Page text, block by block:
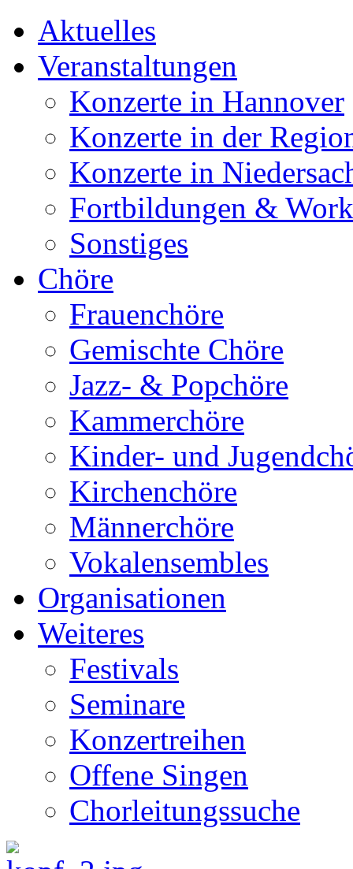
Aktuelles
Veranstaltungen
Konzerte in Hannover
Konzerte in der
Konzerte in
Fortbildungen &
Sonstiges
Chöre
Frauenchöre
Gemischte Chöre
Jazz- & Popchöre
Kammerchöre
Kinder- und
Kirchenchöre
Männerchöre
Vokalensembles
Organisationen
Weiteres
Festivals
Seminare
Konzertreihen
Offene Singen
Chorleitungssuche